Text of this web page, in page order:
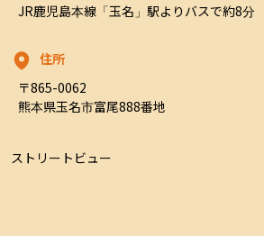
JR鹿児島本線「玉名」駅よりバスで約8分
住所
〒865-0062
熊本県玉名市富尾888番地
ストリートビュー